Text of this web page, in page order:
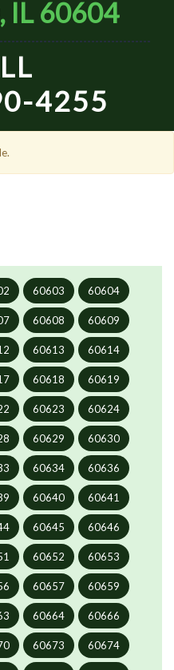
IL 60604
4255
60603 60604
60608 60609
60613 60614
60618 60619
60623 60624
60629 60630
60634 60636
60640 60641
60645 60646
60652 60653
60657 60659
60664 60666
60673 60674